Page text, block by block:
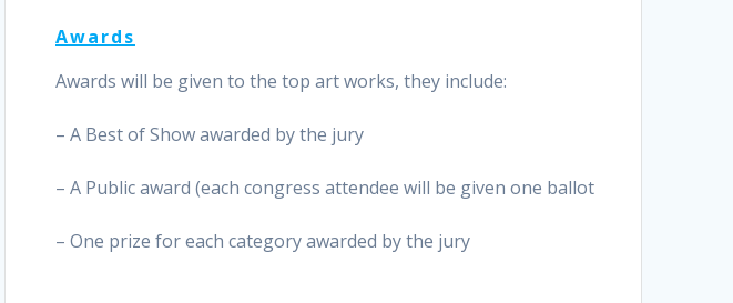
Awards
Awards will be given to the top art works, they include:
– A Best of Show awarded by the jury
– A Public award (each congress attendee will be given one ballot
– One prize for each category awarded by the jury